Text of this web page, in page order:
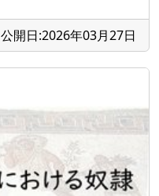
公開日:2026年03月27日